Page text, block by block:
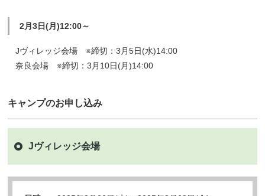
2月3日(月)12:00～
Jヴィレッジ会場 ※締切：3月5日(水)14:00
奈良会場 ※締切：3月10日(月)14:00
キャンプのお申し込み
Jヴィレッジ会場